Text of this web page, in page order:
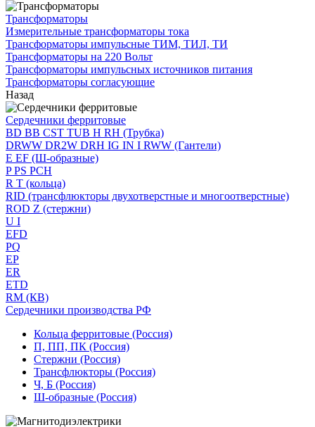
Трансформаторы
Измерительные трансформаторы тока
Трансформаторы импульсные ТИМ, ТИЛ, ТИ
Трансформаторы на 220 Вольт
Трансформаторы импульсных источников питания
Трансформаторы согласующие
Назад
Сердечники ферритовые
BD BB CST TUB H RH (Трубка)
DRWW DR2W DRH IG IN I RWW (Гантели)
E EF (Ш-образные)
P PS PCH
R T (кольца)
RID (трансфлюкторы двухотверстные и многоотверстные)
ROD Z (стержни)
U I
EFD
PQ
EP
ER
ETD
RM (КВ)
Сердечники производства РФ
Кольца ферритовые (Россия)
П, ПП, ПК (Россия)
Стержни (Россия)
Трансфлюкторы (Россия)
Ч, Б (Россия)
Ш-образные (Россия)